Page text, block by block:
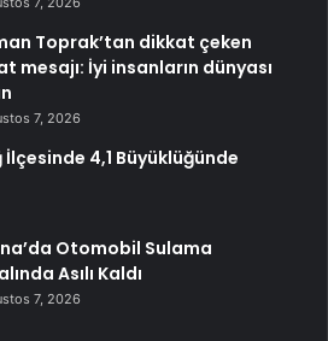
Toprak’tan dikkat çeken
mesajı: İyi insanların dünyası
7, 2026
4,1 Büyüklüğünde
Otomobil Sulama
Asılı Kaldı
7, 2026